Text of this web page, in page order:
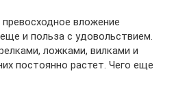
вложение
и польза с удовольствием.
ложками, вилками и
постоянно растет. Чего еще